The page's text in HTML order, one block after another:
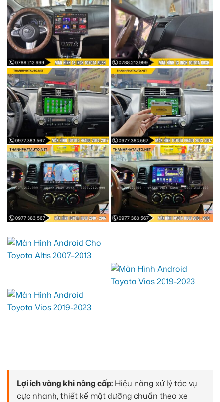
Lợi ích vàng khi nâng cấp: Hiệu năng xử lý tác vụ
cực nhanh, thiết kế mặt dưỡng chuẩn theo xe